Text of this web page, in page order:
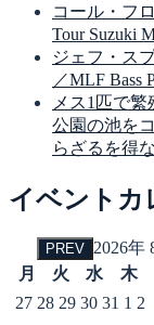
コール・フ
Tour Suzuki
ジェフ・ス
／MLF Bass
メス1匹で
公園の池を
らざるを得
イベントカ
PREV 2026年
月 火 水 木
27 28 29 30 31 1 2